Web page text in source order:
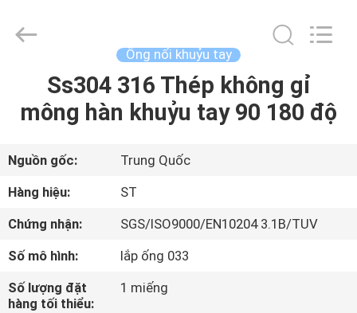
PHẨM
VIDEO
HƯỚNG
DẪN
Ltd..
Ống nối khuỷu tay
Ss304 316 Thép không gỉ
mông hàn khuỷu tay 90 180 độ
Nguồn gốc:
Trung Quốc
Hàng hiệu:
ST
Chứng nhận:
SGS/ISO9000/EN10204 3.1B/TUV
Số mô hình:
lắp ống 033
Số lượng đặt
hàng tối thiểu:
1 miếng